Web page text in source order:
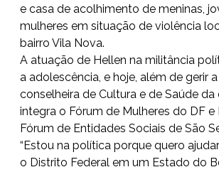
e casa de acolhimento de meninas,
mulheres em situação de violência
bairro Vila Nova.
A atuação de Hellen na militância
a adolescência, e hoje, além de gerir a
conselheira de Cultura e de Saúde da
integra o Fórum de Mulheres do DF e
Fórum de Entidades Sociais de São
“Estou na política porque quero
o Distrito Federal em um Estado do